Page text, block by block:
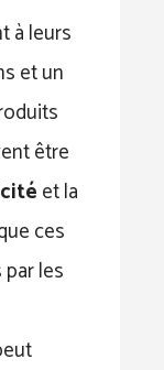
à leurs
et un
être
et la
ces
les